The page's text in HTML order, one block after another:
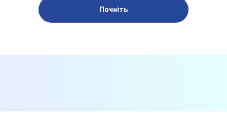
Почніть